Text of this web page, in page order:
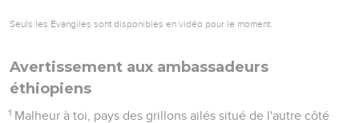
Seuls les Évangiles sont disponibles en vidéo pour le moment.
Avertissement aux ambassadeurs
éthiopiens
1 Malheur à toi, pays des grillons ailés situé de l'autre côté